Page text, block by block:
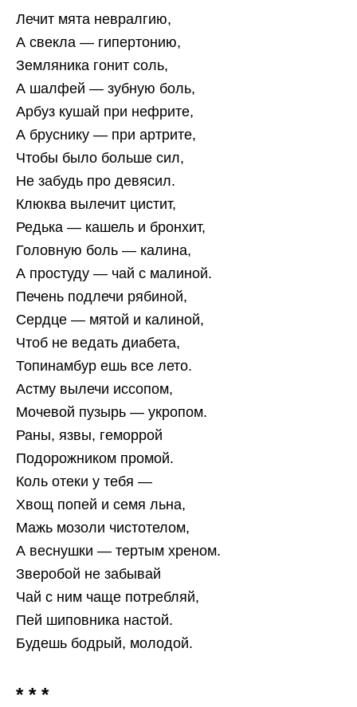
Лечит мята невралгию,
А свекла — гипертонию,
Земляника гонит соль,
А шалфей — зубную боль,
Арбуз кушай при нефрите,
А бруснику — при артрите,
Чтобы было больше сил,
Не забудь про девясил.
Клюква вылечит цистит,
Редька — кашель и бронхит,
Головную боль — калина,
А простуду — чай с малиной.
Печень подлечи рябиной,
Сердце — мятой и калиной,
Чтоб не ведать диабета,
Топинамбур ешь все лето.
Астму вылечи иссопом,
Мочевой пузырь — укропом.
Раны, язвы, геморрой
Подорожником промой.
Коль отеки у тебя —
Хвощ попей и семя льна,
Мажь мозоли чистотелом,
А веснушки — тертым хреном.
Зверобой не забывай
Чай с ним чаще потребляй,
Пей шиповника настой.
Будешь бодрый, молодой.
* * *